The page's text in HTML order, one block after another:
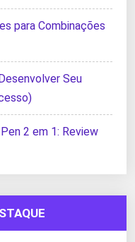
para Combinações
Seu
2 em 1: Review